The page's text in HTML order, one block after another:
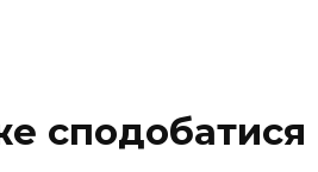
сподобатися